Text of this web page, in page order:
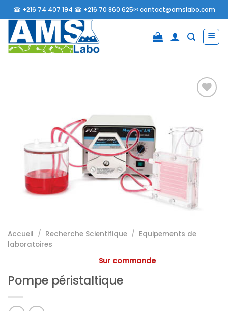
Passer
au
contenu
☎ +216 74 407 194 ☎ +216 70 860 625✉contact@amslabo.com
Ajouter
à la
liste
Accueil / Recherche Scientifique / Equipements de
laboratoires
Sur commande
Pompe péristaltique